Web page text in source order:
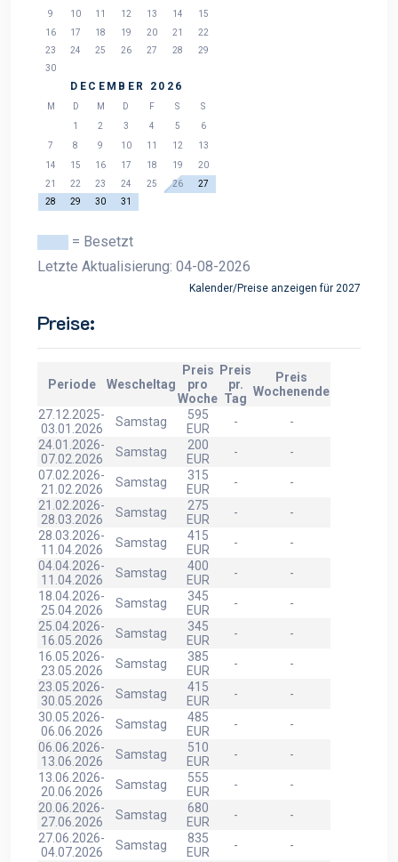
9 10 11 12 13 14
15
16
17 18 19 20 21
22
23
24 25 26 27 28
29
30
DECEMBER 2026
M D M D F S
S
1
2 3 4 5
6
7
8 9 10 11 12
13
14
15 16 17 18 19
20
21
22 23 24 25 26
27
28
29 30 31
= Besetzt
Letzte Aktualisierung: 04-08-2026
Kalender/Preise anzeigen für 2027
Preise:
Periode Wescheltag
Preis
pro
Woche
Preis
pr.
Tag
Preis
Wochenende
27.12.2025-
03.01.2026
Samstag
595
EUR
-
-
24.01.2026-
07.02.2026
Samstag
200
EUR
-
-
07.02.2026-
21.02.2026
Samstag
315
EUR
-
-
21.02.2026-
28.03.2026
Samstag
275
EUR
-
-
28.03.2026-
11.04.2026
Samstag
415
EUR
-
-
04.04.2026-
11.04.2026
Samstag
400
EUR
-
-
18.04.2026-
25.04.2026
Samstag
345
EUR
-
-
25.04.2026-
16.05.2026
Samstag
345
EUR
-
-
16.05.2026-
23.05.2026
Samstag
385
EUR
-
-
23.05.2026-
30.05.2026
Samstag
415
EUR
-
-
30.05.2026-
06.06.2026
Samstag
485
EUR
-
-
06.06.2026-
13.06.2026
Samstag
510
EUR
-
-
13.06.2026-
20.06.2026
Samstag
555
EUR
-
-
20.06.2026-
27.06.2026
Samstag
680
EUR
-
-
27.06.2026-
04.07.2026
Samstag
835
EUR
-
-